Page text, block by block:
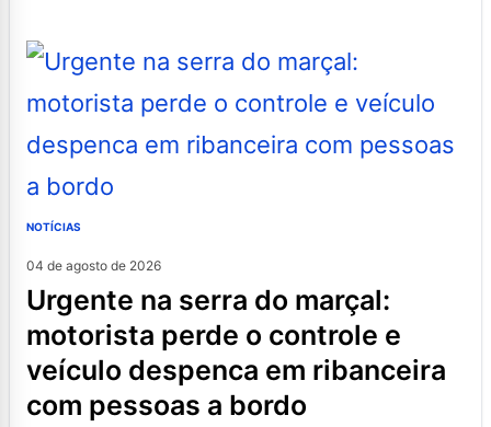
NOTÍCIAS
04 de agosto de 2026
urgente na serra do marçal:
motorista perde o controle e
veículo despenca em ribanceira
com pessoas a bordo